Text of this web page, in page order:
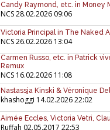
Candy Raymond, etc. in Money
NCS28.02.2026 09:06
Victoria Principal in The Naked
NCS26.02.2026 13:04
Carmen Russo, etc. in Patrick
Remux
NCS 16.02.2026 11:08
Nastassja Kinski & Véronique
khashoggi 14.02.2026 22:02
Aimée Eccles, Victoria Vetri,
Ruffah 02.05.2017 22:53